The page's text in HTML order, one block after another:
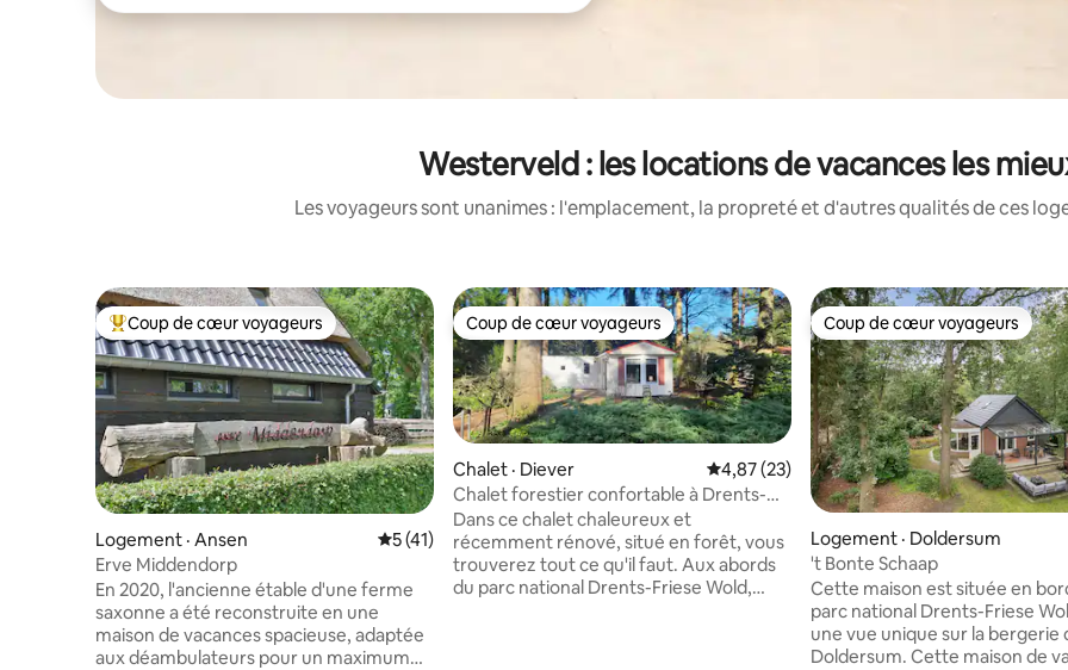
Westerveld : les locations de vacances les
Les voyageurs sont unanimes : l'emplacement, la propreté et d'autres qualités de ces
Coup de cœur voyageurs parmi les plus aimés
Coup de cœur voyageurs
Logement · Ansen Note moyenne de 5 sur 5, 41 commentaires
5 (41)
Erve Middendorp
En 2020, l'ancienne étable d'une ferme
saxonne a été reconstruite en une
maison de vacances spacieuse, adaptée
aux déambulateurs pour un maximum
Coup de cœur voyageurs
Coup de cœur voyageurs
Chalet · Diever Note moyenne de 4,87 sur 5, 23
4,87 (23)
Chalet forestier confortable à Drents-
Friese Wold | 4 personnes | Nature
Dans ce chalet chaleureux et
récemment rénové, situé en forêt, vous
trouverez tout ce qu'il faut. Aux abords
du parc national Drents-Friese Wold,
Coup de cœur voyageurs
Coup de cœur voyageurs
Logement · Doldersum
't Bonte Schaap
Cette maison est située en
parc national Drents-Friese
une vue unique sur la bergerie
Doldersum. Cette maison de